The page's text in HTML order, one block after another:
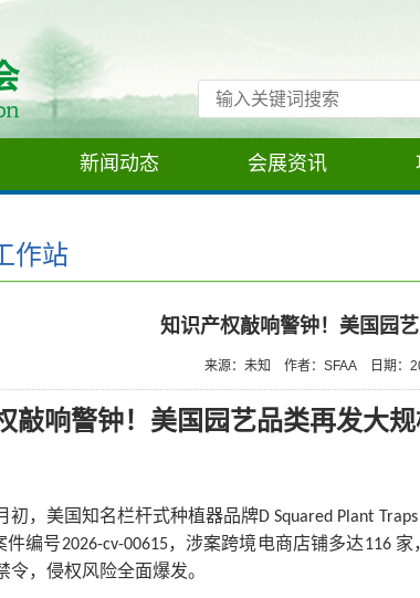
新闻动态 会展资讯
作站
知识产权敲响警钟！美国园
来源：未知 作者：SFAA 日期：
敲响警钟！美国园艺品类再发大
初，美国知名栏杆式种植器品牌D Squared Plant Traps
件编号2026-cv-00615，涉案跨境电商店铺多达116 家
令，侵权风险全面爆发。